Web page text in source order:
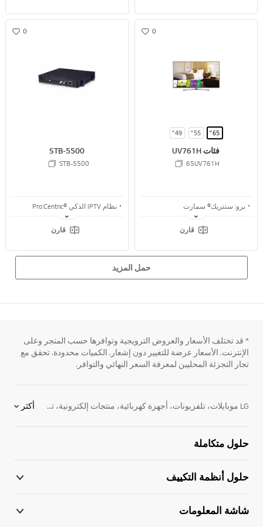
0
65"
55"
49"
فئات UV761H
65UV761H
برو: سنتريك® سمارت
برو: سنتريك جاهز دائمًا®
قارن
0
STB-5500
STB-5500
نظام IPTV الذكي Pro:Centric®‎
التشغيل الفوري عبر بروتوكول IP وضبط ترددات الراديو RF
قارن
حمل المزيد
* قد تختلف الأسعار والعروض الترويجية وتوافرها حسب المتجر وعلى
الإنترنت. الأسعار عرضة للتغيير دون إشعار. الكميات محدودة. تحقق مع
تجار التجزئة المحليين لمعرفة السعر النهائي والتوافر.
LG موبايلات، تلفزيونات، أجهزة كهربائية، منتجات إلكترونية، تكييفات الحياةأكثر
حلول متكاملة
حلول أنظمة التكييف
شاشة المعلومات